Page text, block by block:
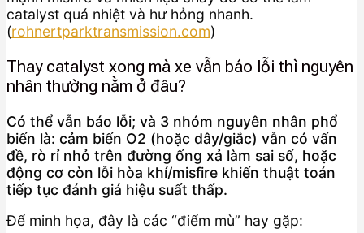
catalyst quá nhiệt và hư hỏng nhanh.
(rohnertparktransmission.com)
Thay catalyst xong mà xe vẫn báo lỗi thì nguyên
nhân thường nằm ở đâu?
Có thể vẫn báo lỗi; và 3 nhóm nguyên nhân phổ
biến là: cảm biến O2 (hoặc dây/giắc) vẫn có vấn
đề, rò rỉ nhỏ trên đường ống xả làm sai số, hoặc
động cơ còn lỗi hòa khí/misfire khiến thuật toán
tiếp tục đánh giá hiệu suất thấp.
Để minh họa, đây là các “điểm mù” hay gặp: